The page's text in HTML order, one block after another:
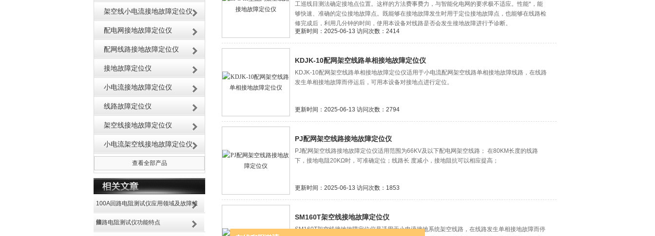
架空线小电流接地故障定位仪
配电网接地故障定位仪
配网线路接地故障定位仪
接地故障定位仪
小电流接地故障定位仪
线路故障定位仪
架空线接地故障定位仪
小电流架空线接地故障定位仪
查看全部产品
100A回路电阻测试仪应用领域及故障维
修
回路电阻测试仪功能特点
工巡线目测法确定接地点位置。这样的方法费事费力，与智能化电网的要求极不适应。性能*，能
够快速、准确的定位接地故障点。既能够在接地故障发生时用于定位接地故障点，也能够在线路检
修完成后，利用几分钟的时间，使用本设备对线路是否会发生接地故障进行予诊断。
更新时间：2025-06-13 访问次数：2414
KDJK-10配网架空线路单相接地故障定位仪
KDJK-10配网架空线路单相接地故障定位仪适用于小电流配网架空线路单相接地故障线路，在线路
发生单相接地故障而停运后，可用本设备对接地点进行定位。
更新时间：2025-06-13 访问次数：2794
PJ配网架空线路接地故障定位仪
PJ配网架空线路接地故障定位仪适用范围为66KV及以下配电网架空线路； 在80KM长度的线路
下，接地电阻20KΩ时，可准确定位；线路长 度减小，接地阻抗可以相应提高；
更新时间：2025-06-13 访问次数：1853
SM160T架空线接地故障定位仪
SM160T架空线接地故障定位仪是适用于小电流接地系统架空线路，在线路发生单相接地故障而停